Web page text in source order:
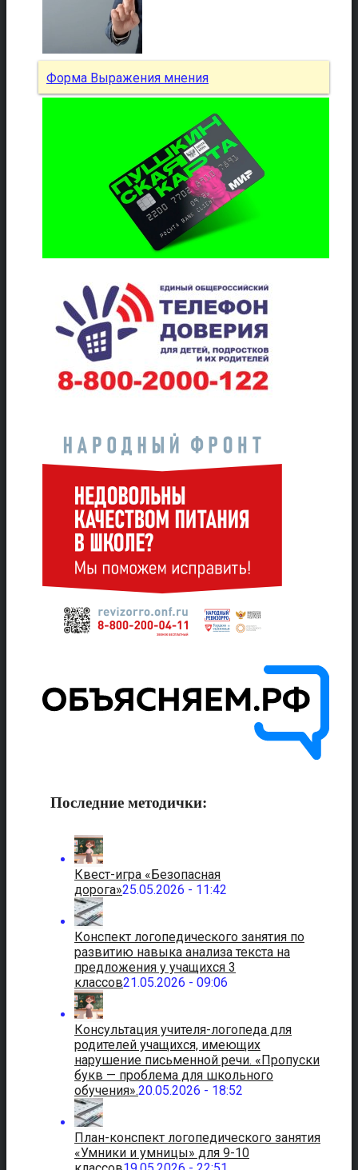
Форма Выражения мнения
Последние методички:
Квест-игра «Безопасная
дорога»25.05.2026 - 11:42
Конспект логопедического занятия по
развитию навыка анализа текста на
предложения у учащихся 3
классов21.05.2026 - 09:06
Консультация учителя-логопеда для
родителей учащихся, имеющих
нарушение письменной речи. «Пропуски
букв — проблема для школьного
обучения».20.05.2026 - 18:52
План-конспект логопедического занятия
«Умники и умницы» для 9-10